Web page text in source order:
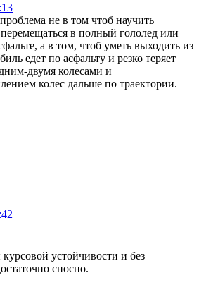
не в том чтоб научить
в полный гололед или
а в том, чтоб уметь выходить из
едет по асфальту и резко теряет
двумя колесами и
колес дальше по траектории.
устойчивости и без
сносно.